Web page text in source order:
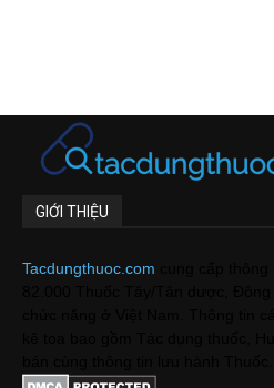
GIỚI THIỆU
Tacdungthuoc.com